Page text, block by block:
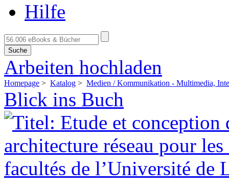
Hilfe
Suche
Arbeiten hochladen
Homepage > Katalog > Medien / Kommunikation - Multimedia,
Blick ins Buch